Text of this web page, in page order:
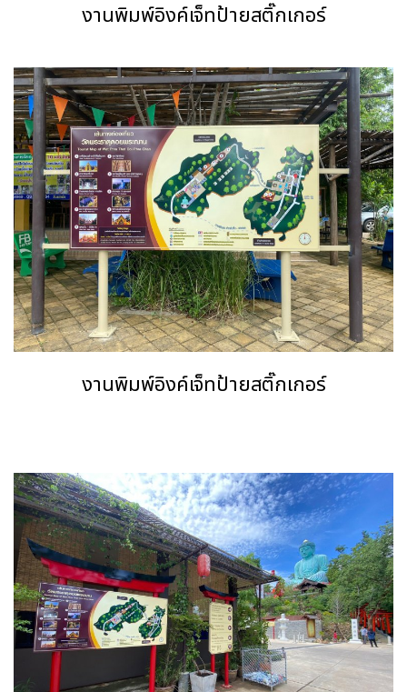
งานพิมพ์อิงค์เจ็ทป้ายสติ๊กเกอร์
งานพิมพ์อิงค์เจ็ทป้ายสติ๊กเกอร์